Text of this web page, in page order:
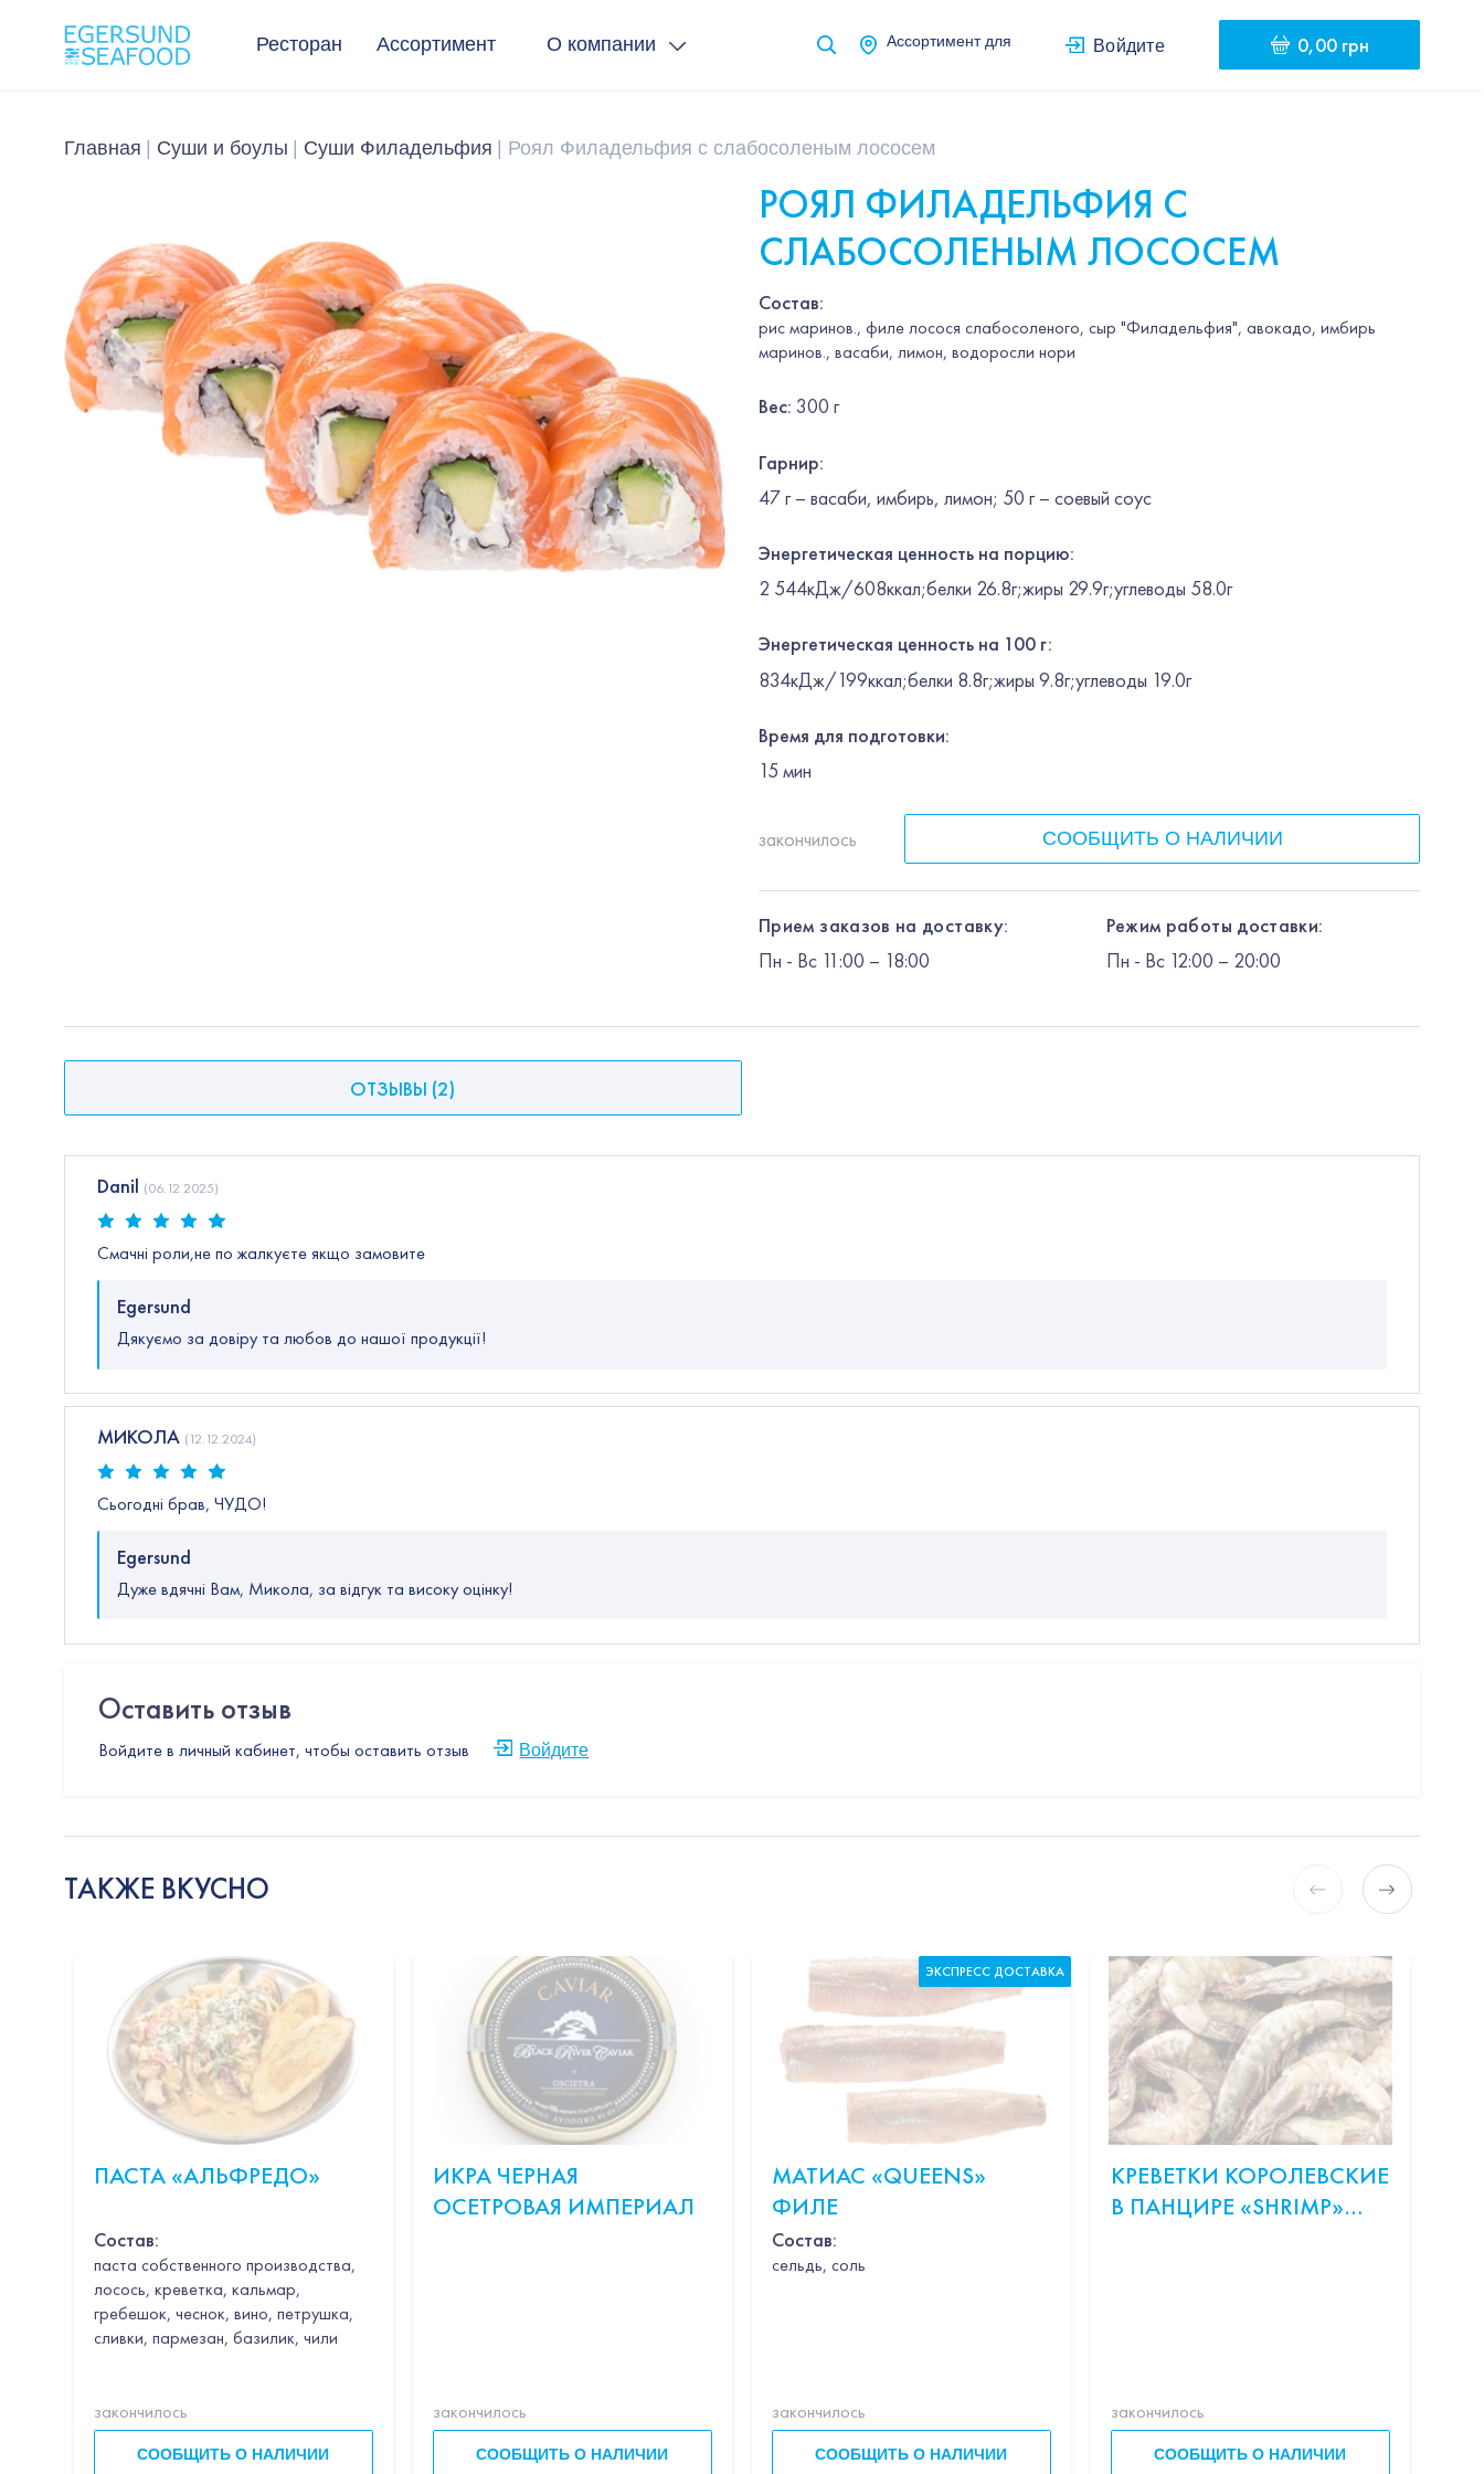
Ресторан Ассортимент О компании Ассортимент для Войдите 0,00 грн
Главная Суши и боулы Суши Филадельфия Роял Филадельфия с слабосоленым лососем
РОЯЛ ФИЛАДЕЛЬФИЯ С
СЛАБОСОЛЕНЫМ ЛОСОСЕМ
Состав:
рис маринов., филе лосося слабосоленого, сыр "Филадельфия", авокадо, имбирь
маринов., васаби, лимон, водоросли нори
Вес: 300 г
Гарнир:
47 г – васаби, имбирь, лимон; 50 г – соевый соус
Энергетическая ценность на порцию:
2 544кДж/608ккал;белки 26.8г;жиры 29.9г;углеводы 58.0г
Энергетическая ценность на 100 г:
834кДж/199ккал;белки 8.8г;жиры 9.8г;углеводы 19.0г
Время для подготовки:
15 мин
закончилось СООБЩИТЬ О НАЛИЧИИ
Прием заказов на доставку:
Пн - Вс 11:00 – 18:00
Режим работы доставки:
Пн - Вс 12:00 – 20:00
ОТЗЫВЫ (2)
Danil (06.12.2025)
Смачні роли,не по жалкуєте якщо замовите
Egersund
Дякуємо за довіру та любов до нашої продукції!
МИКОЛА (12.12.2024)
Сьогодні брав, ЧУДО!
Egersund
Дуже вдячні Вам, Микола, за відгук та високу оцінку!
Оставить отзыв
Войдите в личный кабинет, чтобы оставить отзыв Войдите
ТАКЖЕ ВКУСНО
ПАСТА «АЛЬФРЕДО»
Состав:
паста собственного производства,
лосось, креветка, кальмар,
гребешок, чеснок, вино, петрушка,
сливки, пармезан, базилик, чили
закончилось
СООБЩИТЬ О НАЛИЧИИ
ИКРА ЧЕРНАЯ
ОСЕТРОВАЯ ИМПЕРИАЛ
закончилось
СООБЩИТЬ О НАЛИЧИИ
МАТИАС «QUEENS»
ФИЛЕ
Состав:
cельдь, соль
закончилось
СООБЩИТЬ О НАЛИЧИИ
ЭКСПРЕСС ДОСТАВКА
КРЕВЕТКИ КОРОЛЕВСКИЕ
В ПАНЦИРЕ «SHRIMP»
закончилось
СООБЩИТЬ О НАЛИЧИИ